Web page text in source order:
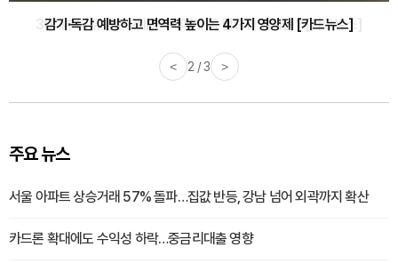
감기·독감 예방하고 면역력 높이는 4가지 영양제 [카드뉴스]
< 3 / 3 >
주요 뉴스
서울 아파트 상승거래 57% 돌파…집값 반등, 강남 넘어 외곽까지 확산
카드론 확대에도 수익성 하락…중금리대출 영향